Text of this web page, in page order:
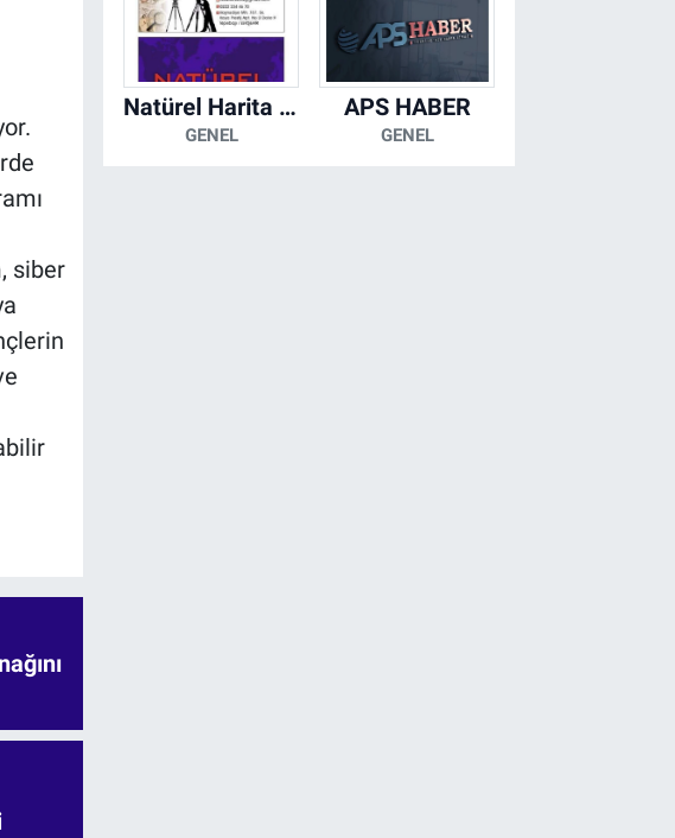
siber
Natürel Harita Mühendislik
GENEL
APS HABER
GENEL